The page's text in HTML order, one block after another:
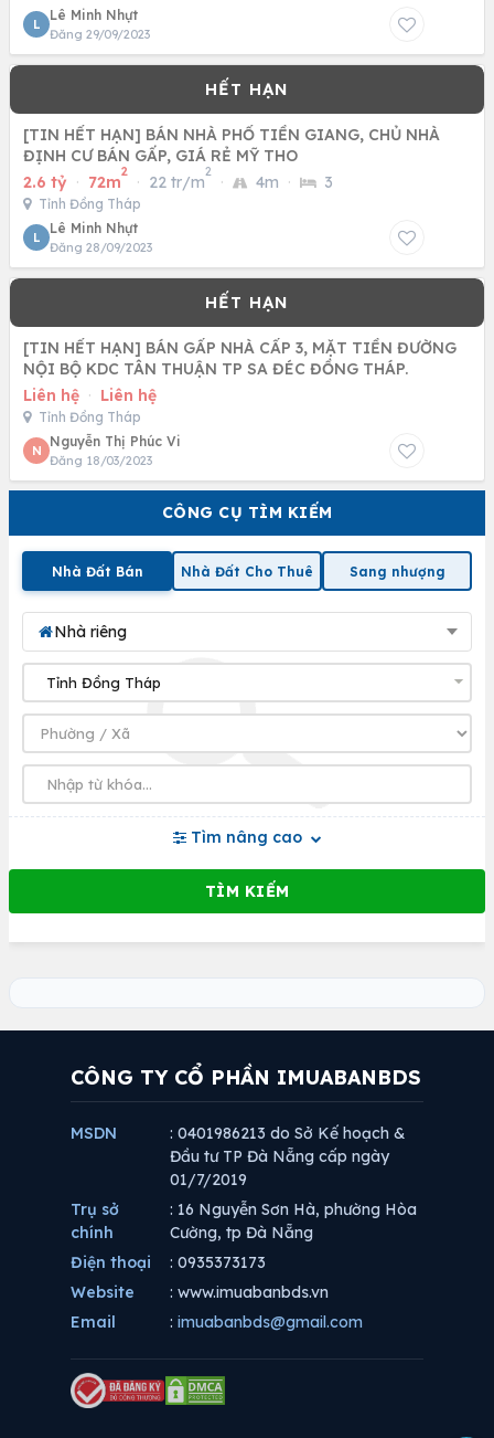
CÔNG CỤ TÌM KIẾM
Nhà Đất Bán Nhà Đất Cho Thuê Sang nhượng
Nhà riêng
Tìm nâng cao
L
Lê Minh Nhựt
Đăng 29/09/2023
[TIN HẾT HẠN] BÁN NHÀ PHỐ TIỀN GIANG, CHỦ NHÀ
ĐỊNH CƯ BÁN GẤP, GIÁ RẺ MỸ THO
2.6 tỷ · 72m
2
· 22 tr/m
2
· 4m · 3
Tỉnh Đồng Tháp
L
Lê Minh Nhựt
Đăng 28/09/2023
[TIN HẾT HẠN] BÁN GẤP NHÀ CẤP 3, MẶT TIỀN ĐƯỜNG
NỘI BỘ KDC TÂN THUẬN TP SA ĐÉC ĐỒNG THÁP.
Liên hệ · Liên hệ
Tỉnh Đồng Tháp
N
Nguyễn Thị Phúc Vi
Đăng 18/03/2023
CÔNG TY CỔ PHẦN IMUABANBDS
MSDN
: 0401986213 do Sở Kế hoạch &
Đầu tư TP Đà Nẵng cấp ngày
01/7/2019
Trụ sở
chính
: 16 Nguyễn Sơn Hà, phường Hòa
Cường, tp Đà Nẵng
Điện thoại
: 0935373173
Website
: www.imuabanbds.vn
Email
: imuabanbds@gmail.com